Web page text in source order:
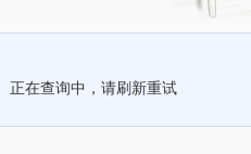
正在查询中，请刷新重试